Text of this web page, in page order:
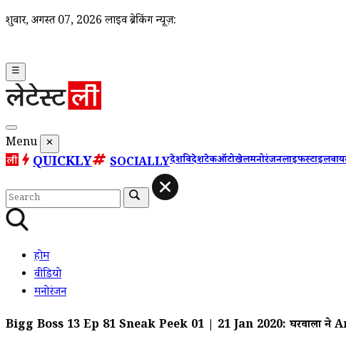
शुक्रवार, अगस्त 07, 2026 लाइव ब्रेकिंग न्यूज़:
☰
Menu ✕
QUICKLY SOCIALLYदेशविदेशटेकऑटोखेलमनोरंजनलाइफस्टाइल
होम
वीडियो
मनोरंजन
Bigg Boss 13 Ep 81 Sneak Peek 01 | 21 Jan 2020: घरवालों ने